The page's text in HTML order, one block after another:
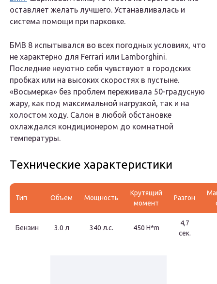
оставляет желать лучшего. Устанавливалась и
система помощи при парковке.
БМВ 8 испытывался во всех погодных условиях, что
не характерно для Ferrari или Lamborghini.
Последние неуютно себя чувствуют в городских
пробках или на высоких скоростях в пустыне.
«Восьмерка» без проблем переживала 50-градусную
жару, как под максимальной нагрузкой, так и на
холостом ходу. Салон в любой обстановке
охлаждался кондиционером до комнатной
температуры.
Технические характеристики
Тип Объем Мощность
Крутящий
момент
Разгон
Бензин 3.0 л 340 л.с. 450 H*m
4,7
сек.